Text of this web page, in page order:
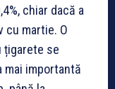
chiar dacă a
cu martie. O
țigarete se
mai importantă